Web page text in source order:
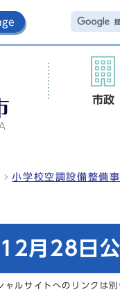
市政
小学校空調設備整備
12月28日
ャルサイトへのリンクは